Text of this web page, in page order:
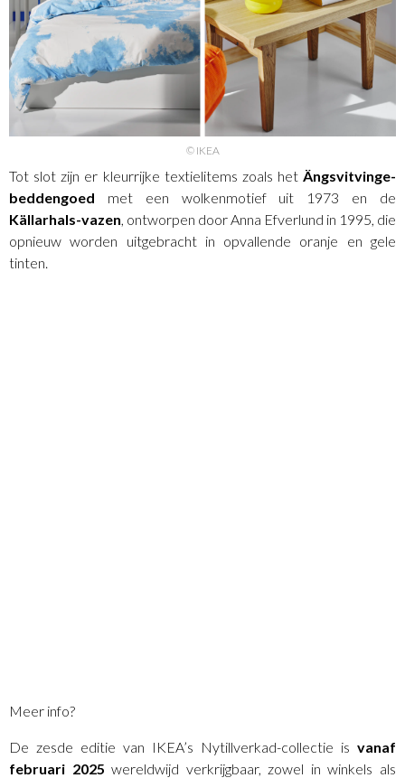
© IKEA
Tot slot zijn er kleurrijke textielitems zoals het Ängsvitvinge-
beddengoed met een wolkenmotief uit 1973 en de
Källarhals-vazen , ontworpen door Anna Efverlund in 1995, die
opnieuw worden uitgebracht in opvallende oranje en gele
tinten.
Meer info?
De zesde editie van IKEA’s Nytillverkad-collectie is vanaf
februari 2025 wereldwijd verkrijgbaar, zowel in winkels als